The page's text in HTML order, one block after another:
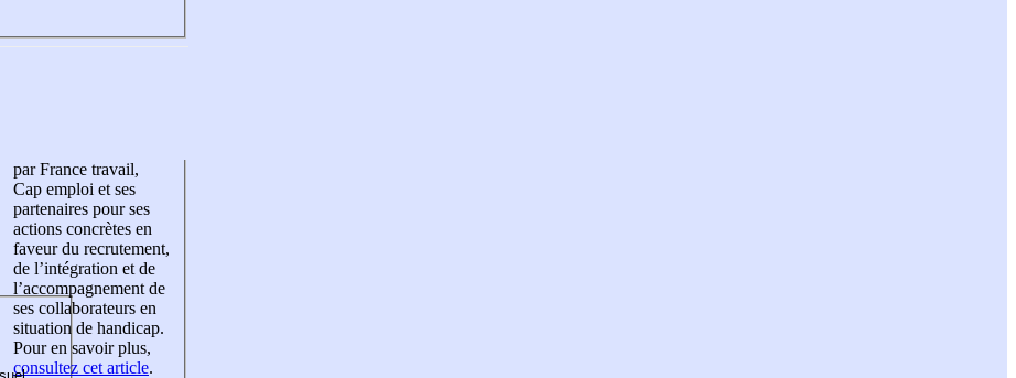
par France travail,
Cap emploi et ses
partenaires pour ses
actions concrètes en
faveur du recrutement,
de l’intégration et de
l’accompagnement de
ses collaborateurs en
situation de handicap.
Pour en savoir plus,
consultez cet article.